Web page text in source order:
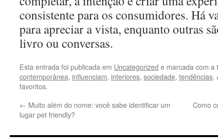
consistente para os consumidores. Há
para apreciar a vista, enquanto outras
livro ou conversas.
Esta entrada foi publicada em Uncategorized e marcada com
contemporânea, influenciam, interiores, sociedade, tendências.
favoritos.
← Muito além do nome: você sabe identificar um
lugar pet friendly?
Como